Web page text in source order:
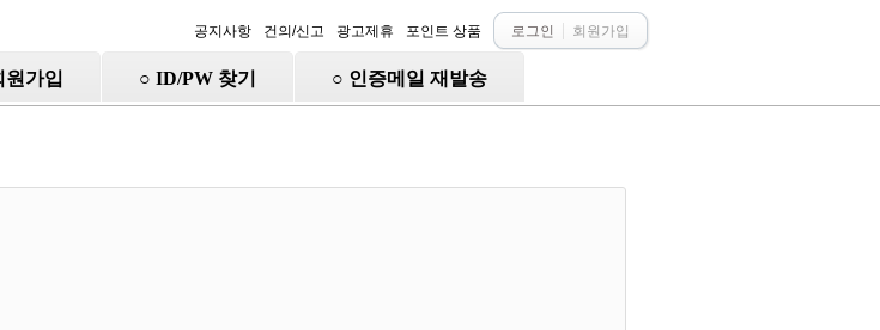
로그인 회원가입
공지사항 건의/신고 광고제휴 포인트 상품
원가입 ○ ID/PW 찾기 ○ 인증메일 재발송